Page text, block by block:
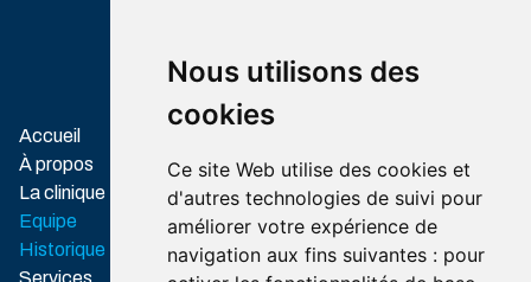
Nous utilisons des
cookies
Ce site Web utilise des cookies et
d'autres technologies de suivi pour
améliorer votre expérience de
navigation aux fins suivantes : pour
ItinéraireItinéraire
Accueil
À propos
La clinique
Equipe
Historique
Services
professionnelles
Ordre des
audioprothésistes
du Québec
Association